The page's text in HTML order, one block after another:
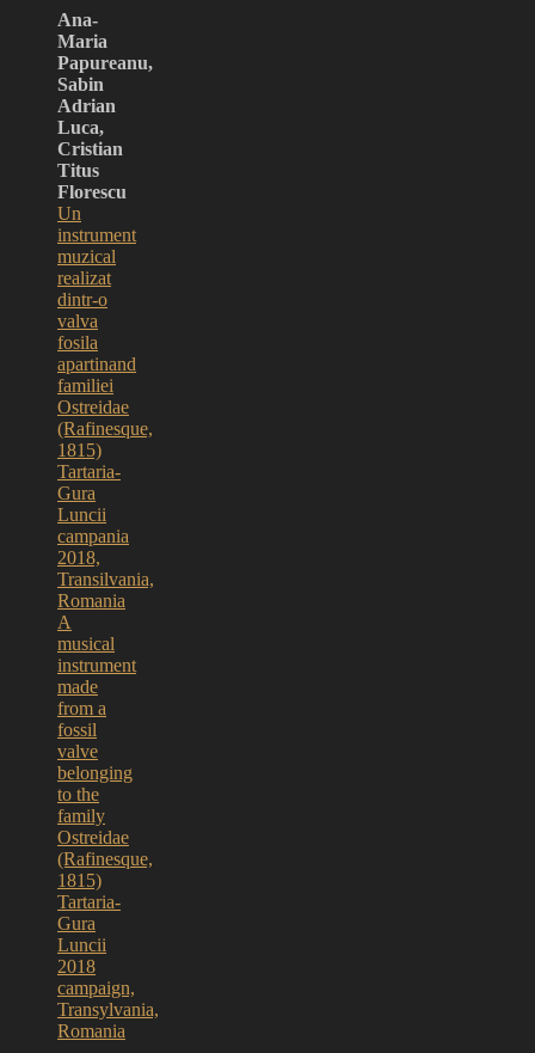
Ana-
Maria
Papureanu,
Sabin
Adrian
Luca,
Cristian
Titus
Florescu
Un
instrument
muzical
realizat
dintr-o
valva
fosila
apartinand
familiei
Ostreidae
(Rafinesque,
1815)
Tartaria-
Gura
Luncii
campania
2018,
Transilvania,
Romania
A
musical
instrument
made
from a
fossil
valve
belonging
to the
family
Ostreidae
(Rafinesque,
1815)
Tartaria-
Gura
Luncii
2018
campaign,
Transylvania,
Romania